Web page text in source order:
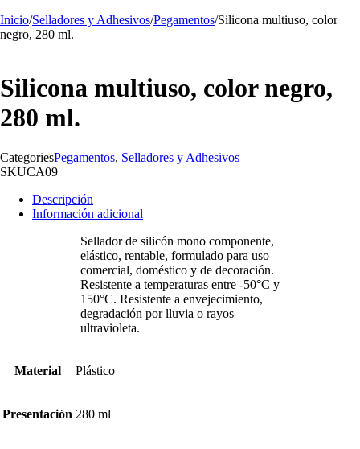
Inicio/Selladores y Adhesivos/Pegamentos/Silicona multiuso, color
negro, 280 ml.
Silicona multiuso, color negro,
280 ml.
CategoriesPegamentos, Selladores y Adhesivos
SKUCA09
Descripción
Información adicional
Sellador de silicón mono componente,
elástico, rentable, formulado para uso
comercial, doméstico y de decoración.
Resistente a temperaturas entre -50°C y
150°C. Resistente a envejecimiento,
degradación por lluvia o rayos
ultravioleta.
Material Plástico
Presentación 280 ml